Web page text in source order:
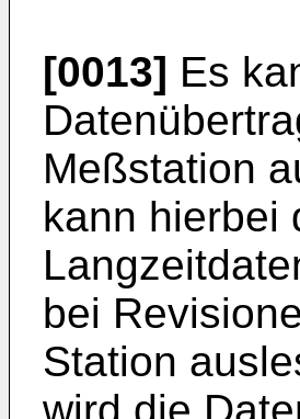
[0013] Es
Meßstation
kann hierbei
bei
Station